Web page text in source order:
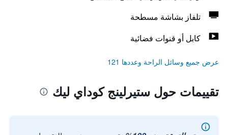
تلفاز بشاشة مسطحة
كابل أو قنوات فضائية
عرض جميع وسائل الراحة وعددها 121
تقييمات حول ستيرلينج كوداي ليك